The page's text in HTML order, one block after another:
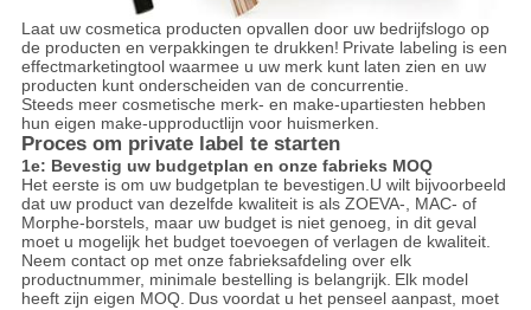
Laat uw cosmetica producten opvallen door uw bedrijfslogo op
de producten en verpakkingen te drukken! Private labeling is een
effectmarketingtool waarmee u uw merk kunt laten zien en uw
producten kunt onderscheiden van de concurrentie.
Steeds meer cosmetische merk- en make-upartiesten hebben
hun eigen make-upproductlijn voor huismerken.
Proces om private label te starten
1e: Bevestig uw budgetplan en onze fabrieks MOQ
Het eerste is om uw budgetplan te bevestigen.U wilt bijvoorbeeld
dat uw product van dezelfde kwaliteit is als ZOEVA-, MAC- of
Morphe-borstels, maar uw budget is niet genoeg, in dit geval
moet u mogelijk het budget toevoegen of verlagen de kwaliteit.
Neem contact op met onze fabrieksafdeling over elk
productnummer, minimale bestelling is belangrijk. Elk model
heeft zijn eigen MOQ. Dus voordat u het penseel aanpast, moet